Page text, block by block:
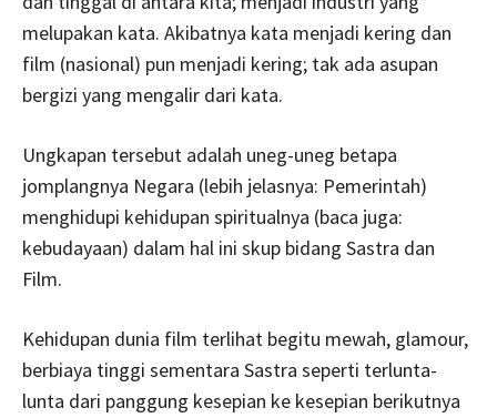
melupakan kata. Akibatnya kata menjadi kering dan
film (nasional) pun menjadi kering; tak ada asupan
bergizi yang mengalir dari kata.
Ungkapan tersebut adalah uneg-uneg betapa
jomplangnya Negara (lebih jelasnya: Pemerintah)
menghidupi kehidupan spiritualnya (baca juga:
kebudayaan) dalam hal ini skup bidang Sastra dan
Film.
Kehidupan dunia film terlihat begitu mewah, glamour,
berbiaya tinggi sementara Sastra seperti terlunta-
lunta dari panggung kesepian ke kesepian berikutnya